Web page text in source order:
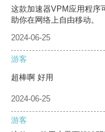
这款加速器VPM应用程序
助你在网络上自由移动。
2024-06-25
游客
超棒啊 好用
2024-06-25
游客